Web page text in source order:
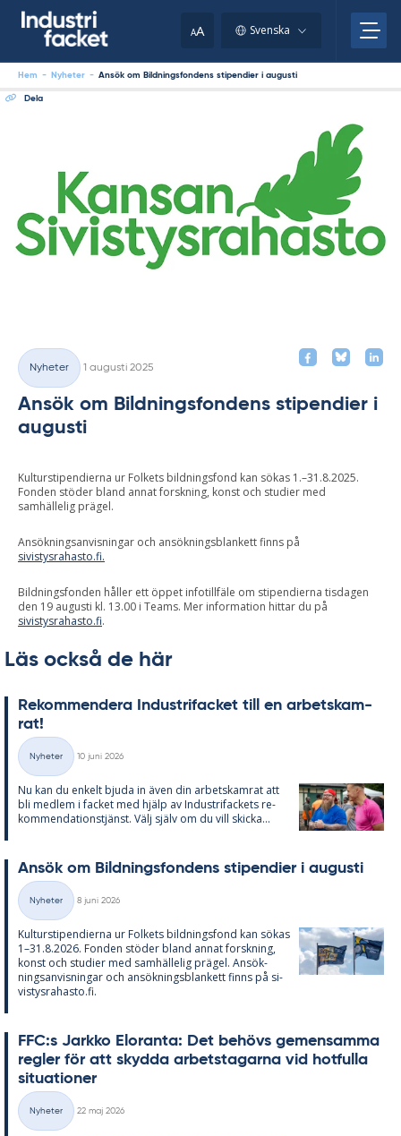
AA Svenska
Hem - Nyheter - Ansök om Bildningsfondens stipendier i augusti
Dela
Kategorier
Nyheter
1 augusti 2025
Ansök om Bildningsfondens stipendier i
augusti
Kulturstipendierna ur Folkets bildningsfond kan sökas 1.–31.8.2025.
Fonden stöder bland annat forskning, konst och studier med
samhällelig prägel.
Ansökningsanvisningar och ansökningsblankett finns på
sivistysrahasto.fi.
Bildningsfonden håller ett öppet infotillfäle om stipendierna tisdagen
den 19 augusti kl. 13.00 i Teams. Mer information hittar du på
sivistysrahasto.fi.
Läs också de här
Re­kom­men­de­ra In­du­stri­fac­ket till en ar­bets­kam­
rat!
Kategorier
Nyheter
10 juni 2026
Nu kan du en­kelt bju­da in även din ar­bets­kam­rat att
bli med­lem i fac­ket med hjälp av In­du­stri­fac­kets re­
kom­men­da­tions­tjänst. Välj själv om du vill skic­ka...
An­sök om Bild­nings­fon­dens sti­pen­di­er i au­gusti
Kategorier
Nyheter
8 juni 2026
Kul­tursti­pen­di­er­na ur Fol­kets bild­nings­fond kan sö­kas
1–31.8.2026. Fon­den stö­der bland an­nat forsk­ning,
konst och stu­di­er med sam­häl­le­lig prä­gel. An­sök­
nings­an­vis­ning­ar och an­sök­nings­blan­kett fin­ns på si­
vis­tys­ra­has­to.fi.
FFC:s Jark­ko Elo­ran­ta: Det be­hö­vs ge­men­sam­ma
reg­ler för att skyd­da ar­bets­ta­gar­na vid hot­ful­la
si­tu­a­tio­ner
Kategorier
Nyheter
22 maj 2026